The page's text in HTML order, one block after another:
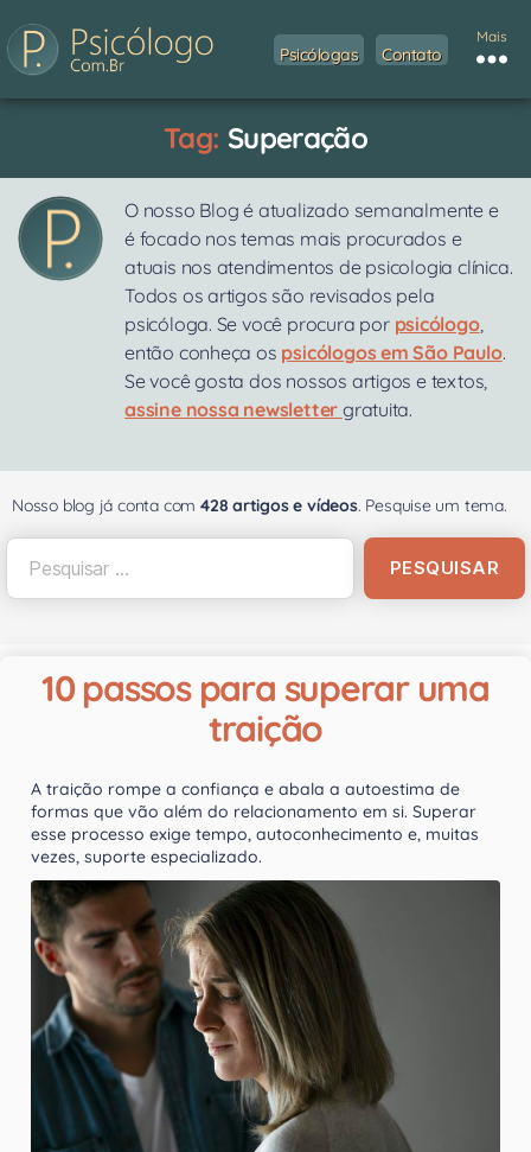
Psicólogas Contato
Mais
Tag: Superação
O nosso Blog é atualizado semanalmente e
é focado nos temas mais procurados e
atuais nos atendimentos de psicologia clínica.
Todos os artigos são revisados pela
psicóloga. Se você procura por psicólogo,
então conheça os psicólogos em São Paulo.
Se você gosta dos nossos artigos e textos,
assine nossa newsletter gratuita.
Nosso blog já conta com 428 artigos e vídeos. Pesquise um tema.
10 passos para superar uma
traição
A traição rompe a confiança e abala a autoestima de
formas que vão além do relacionamento em si. Superar
esse processo exige tempo, autoconhecimento e, muitas
vezes, suporte especializado.